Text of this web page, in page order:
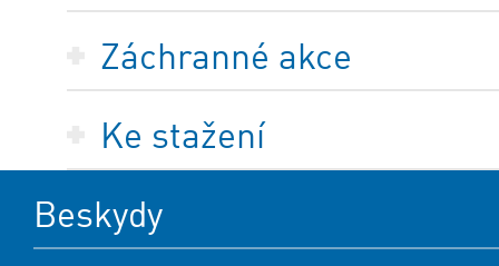
Záchranné akce
Ke stažení
Beskydy